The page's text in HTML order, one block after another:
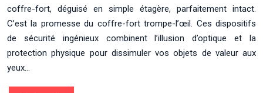
coffre-fort, déguisé en simple étagère, parfaitement intact.
C’est la promesse du coffre-fort trompe-l’œil. Ces dispositifs
de sécurité ingénieux combinent l’illusion d’optique et la
protection physique pour dissimuler vos objets de valeur aux
yeux…